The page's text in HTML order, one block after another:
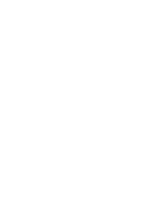
pláži je obklopen tropickou přírodou a vyniká
lokalit, které jsou v bezprostřední